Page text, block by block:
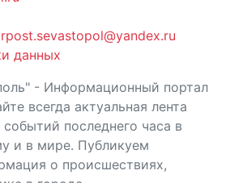
данных
- Информационный портал
всегда актуальная лента
последнего часа в
и в мире. Публикуем
о происшествиях,